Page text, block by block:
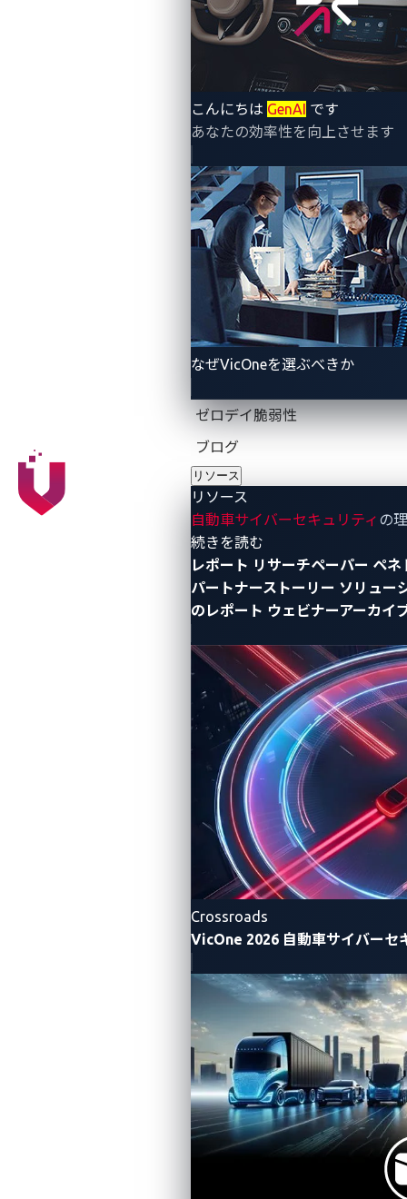
こんにちは GenAI です
あなたの効率性を向上させます
なぜVicOneを選ぶべきか
ゼロデイ脆弱性
ブログ
リソース
リソース
自動車サイバーセキュリティ の
続きを読む
レポート リサーチペーパー ペネ
パートナーストーリー ソリュー
のレポート ウェビナーアーカイ
Crossroads
VicOne 2026 自動車サイバーセ
Pwn2Own Automotive 2024では、Synacktiv（シナク
ティヴ）のリサーチャーであるDavid Berard氏と
Pwn2Own Vancouver 2022（英
語ブログ）で初披露したTesla（テスラ）の車両内イン
フォテインメント（IVI）システムに対するハッキング
成功の記録を更新する、またも素晴らしいデモンスト
レーションを披露しました。今回は、車両のLTE接続
カードに侵入し、Linuxベースのプラットフォーム上で
動作する重要なコンポーネントであるTeslaのIVIシス
2バグ連鎖攻撃
を実行しました。この
脆弱性により、リモートコード実行（RCE）攻撃を実
行し、Teslaの通信システムの乗っ取りに成功しまし
通信接続カードのエクスプロ
イト
OffensiveCon 2024での プレゼンテーション
RCE on the Tesla Infotainment Through Cellular
Network,”『セルラーネットワークを介したTesla イン
フォテインメントの0クリックRCE（リモートコード実
行）』で、Synacktivのリサーチャーは、TeslaのLTE接
続カードを標的にした方法と、ルートレベルのアクセ
スを許可する複数の重大な脆弱性を明らかにしまし
UARTポートがルートアクセス可能になっていた
ルートファイルシステムが読み取り/書き込み可能
モードでマウントされていた
ATコマンドハンドラーに脆弱性があり、任意のコ
マンドを注入することが可能であった
iptablesファイアウォールに時折発生する競合状
態により、ファイアウォールが無効になることが
あり、攻撃の格好の機会が生まれていた
これらの脆弱性を活用することで、リサーチャーは巧
妙な攻撃チェーンを編み出しました。携帯電話ネット
ワークの基地局を模倣し、接続チェックを操作するこ
とで、ファイアウォールが停止している間にカードを
再起動したりコマンドを注入したりすることを可能に
しました。そうやって、最終的にファイアウォールを
恒久的に無効化し、SSH経由でリモートアクセスを獲